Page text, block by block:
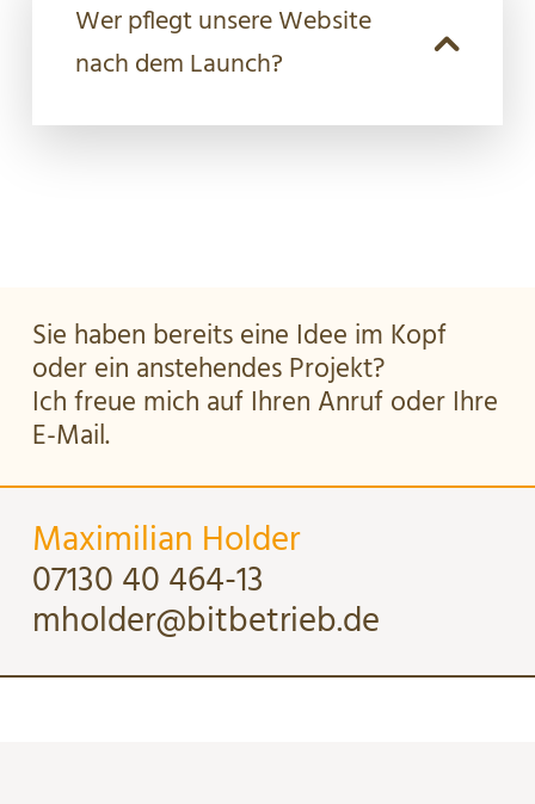
Wer pflegt unsere Website
nach dem Launch?
Sie haben bereits eine Idee im Kopf
oder ein anstehendes Projekt?
Ich freue mich auf Ihren Anruf oder Ihre
E-Mail.
Maximilian Holder
07130 40 464-13
mholder@bitbetrieb.de